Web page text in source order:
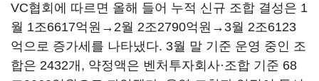
VC협회에 따르면 올해 들어 누적 신규 조합 결성은 1
월 1조6617억원→2월 2조2790억원→3월 2조6123
억으로 증가세를 나타냈다. 3월 말 기준 운영 중인 조
합은 2432개, 약정액은 벤처투자회사·조합 기준 68